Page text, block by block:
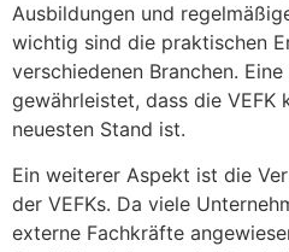
Ausbildungen und
wichtig sind die praktischen
verschiedenen Branchen.
gewährleistet, dass die VEFK
neuesten Stand ist.
Ein weiterer Aspekt ist die
der VEFKs. Da viele
externe Fachkräfte